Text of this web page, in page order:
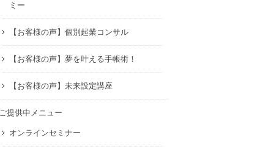
ミー
【お客様の声】個別起業コンサル
【お客様の声】夢を叶える手帳術！
【お客様の声】未来設定講座
ご提供中メニュー
オンラインセミナー